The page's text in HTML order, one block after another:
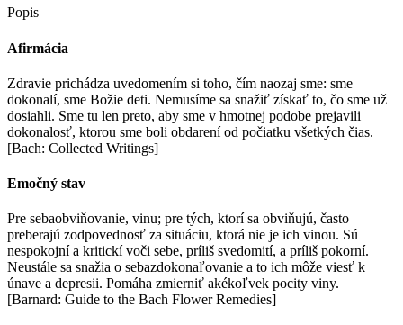
Popis
Afirmácia
Zdravie prichádza uvedomením si toho, čím naozaj sme: sme
dokonalí, sme Božie deti. Nemusíme sa snažiť získať to, čo sme už
dosiahli. Sme tu len preto, aby sme v hmotnej podobe prejavili
dokonalosť, ktorou sme boli obdarení od počiatku všetkých čias.
[Bach: Collected Writings]
Emočný stav
Pre sebaobviňovanie, vinu; pre tých, ktorí sa obviňujú, často
preberajú zodpovednosť za situáciu, ktorá nie je ich vinou. Sú
nespokojní a kritickí voči sebe, príliš svedomití, a príliš pokorní.
Neustále sa snažia o sebazdokonaľovanie a to ich môže viesť k
únave a depresii. Pomáha zmierniť akékoľvek pocity viny.
[Barnard: Guide to the Bach Flower Remedies]